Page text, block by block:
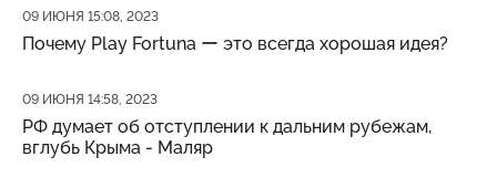
Дата публикации
09 ИЮНЯ 15:08, 2023
Почему Play Fortuna ー это всегда хорошая идея?
Дата публикации
09 ИЮНЯ 14:58, 2023
РФ думает об отступлении к дальним рубежам,
вглубь Крыма - Маляр